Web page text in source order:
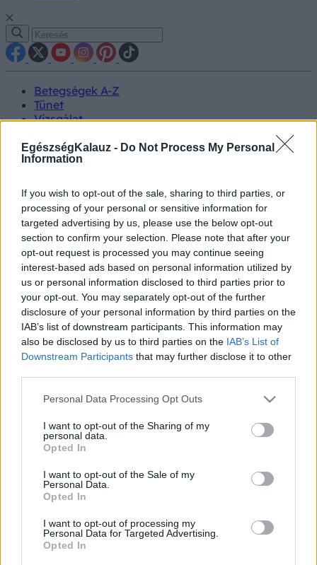
EgészségKalauz - Do Not Process My Personal
Information
If you wish to opt-out of the sale, sharing to third parties, or
processing of your personal or sensitive information for
targeted advertising by us, please use the below opt-out
section to confirm your selection. Please note that after your
opt-out request is processed you may continue seeing
interest-based ads based on personal information utilized by
us or personal information disclosed to third parties prior to
your opt-out. You may separately opt-out of the further
disclosure of your personal information by third parties on the
IAB’s list of downstream participants. This information may
also be disclosed by us to third parties on the IAB’s List of
Downstream Participants that may further disclose it to other
Please note that this website/app uses one or more Google
not limited to your visit or usage behaviour. You may click to
grant or deny consent to Google and its third-party tags to
use your data for below specified purposes in below Google
consent section.
Personal Data Processing Opt Outs
I want to opt-out of the Sharing of my
personal data.
Opted In
I want to opt-out of the Sale of my
Personal Data.
Opted In
I want to opt-out of processing my
Personal Data for Targeted Advertising.
Opted In
Betegségek A-Z
Tünet
Vizsgálat
Életmódváltás
Kutatás
Hírek
Videók
Kisállatok egészsége
#allergia #influenza#cukorbetegség
#orvosmeteorológia#vérnyomás#stroke#rákbetegség
#pajzsmirigy#reflux#ekcéma#herpesz
Regisztráció
Gyereknevelés